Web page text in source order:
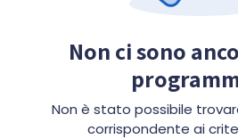
Non ci sono
Non è stato possibile
corrispondente ai